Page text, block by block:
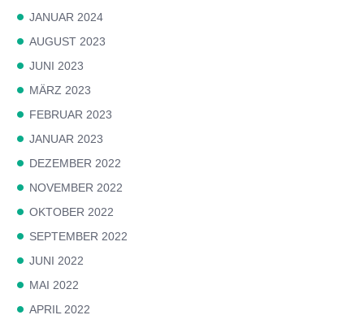
JANUAR 2024
AUGUST 2023
JUNI 2023
MÄRZ 2023
FEBRUAR 2023
JANUAR 2023
DEZEMBER 2022
NOVEMBER 2022
OKTOBER 2022
SEPTEMBER 2022
JUNI 2022
MAI 2022
APRIL 2022